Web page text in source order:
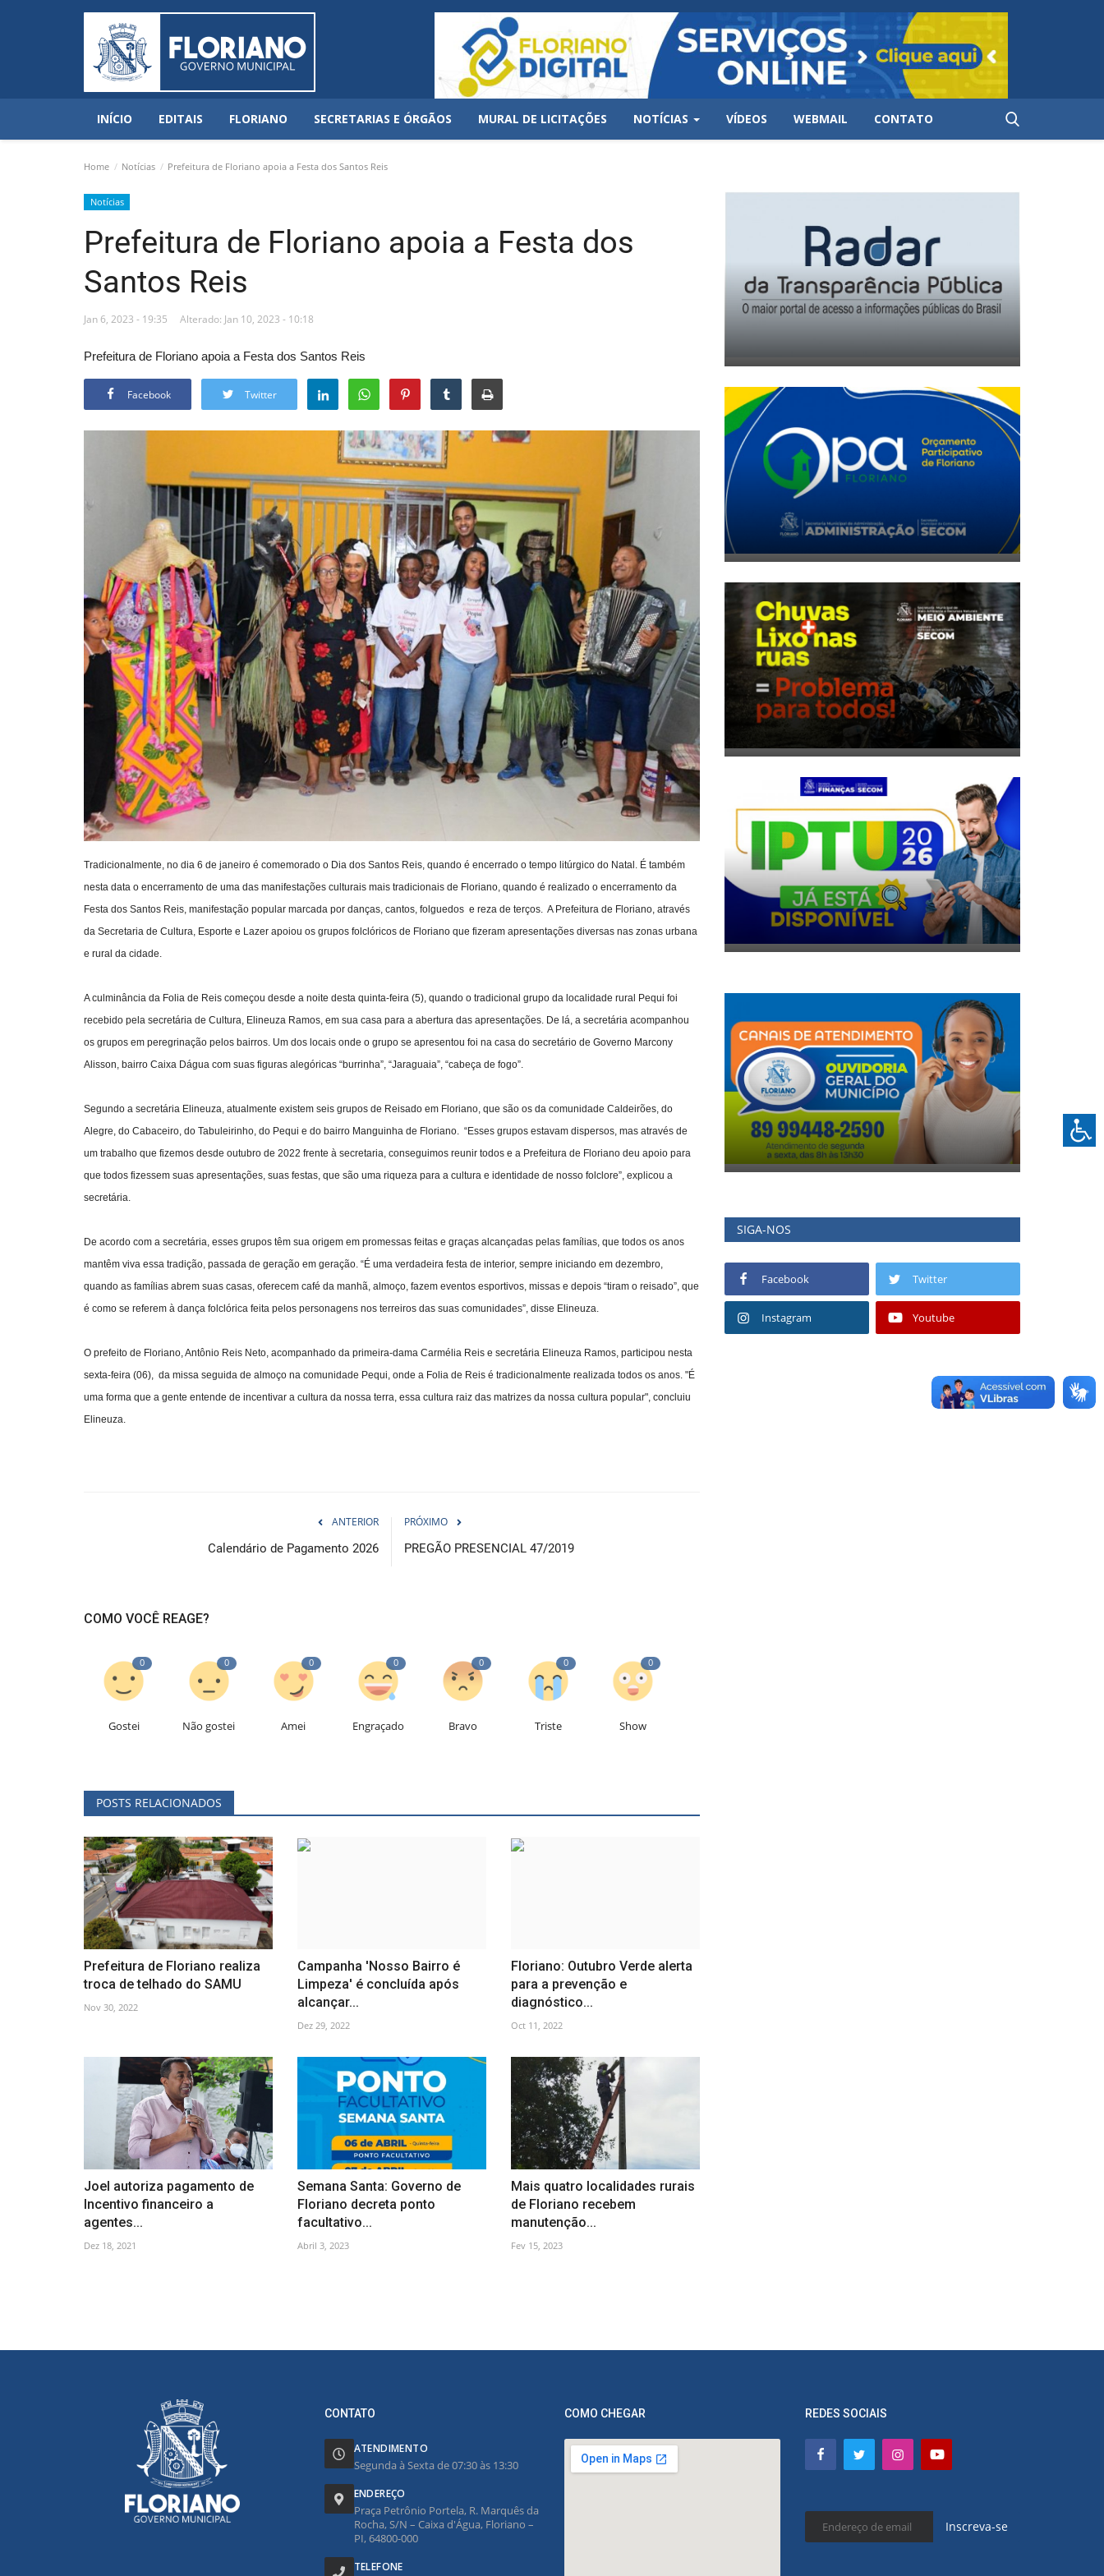
INÍCIO EDITAIS FLORIANO SECRETARIAS E ÓRGÃOS MURAL DE LICITAÇÕES NOTÍCIAS VÍDEOS WEBMAIL CONTATO
Home Notícias Prefeitura de Floriano apoia a Festa dos Santos Reis
Notícias
Prefeitura de Floriano apoia a Festa dos
Santos Reis
Jan 6, 2023 - 19:35 Alterado: Jan 10, 2023 - 10:18
Prefeitura de Floriano apoia a Festa dos Santos Reis
Facebook Twitter
Tradicionalmente, no dia 6 de janeiro é comemorado o Dia dos Santos Reis, quando é encerrado o tempo litúrgico do Natal. É também
nesta data o encerramento de uma das manifestações culturais mais tradicionais de Floriano, quando é realizado o encerramento da
Festa dos Santos Reis, manifestação popular marcada por danças, cantos, folguedos e reza de terços. A Prefeitura de Floriano, através
da Secretaria de Cultura, Esporte e Lazer apoiou os grupos folclóricos de Floriano que fizeram apresentações diversas nas zonas urbana
e rural da cidade.
A culminância da Folia de Reis começou desde a noite desta quinta-feira (5), quando o tradicional grupo da localidade rural Pequi foi
recebido pela secretária de Cultura, Elineuza Ramos, em sua casa para a abertura das apresentações. De lá, a secretária acompanhou
os grupos em peregrinação pelos bairros. Um dos locais onde o grupo se apresentou foi na casa do secretário de Governo Marcony
Alisson, bairro Caixa Dágua com suas figuras alegóricas “burrinha”, “Jaraguaia”, “cabeça de fogo”.
Segundo a secretária Elineuza, atualmente existem seis grupos de Reisado em Floriano, que são os da comunidade Caldeirões, do
Alegre, do Cabaceiro, do Tabuleirinho, do Pequi e do bairro Manguinha de Floriano. “Esses grupos estavam dispersos, mas através de
um trabalho que fizemos desde outubro de 2022 frente à secretaria, conseguimos reunir todos e a Prefeitura de Floriano deu apoio para
que todos fizessem suas apresentações, suas festas, que são uma riqueza para a cultura e identidade de nosso folclore”, explicou a
secretária.
De acordo com a secretária, esses grupos têm sua origem em promessas feitas e graças alcançadas pelas famílias, que todos os anos
mantêm viva essa tradição, passada de geração em geração. “É uma verdadeira festa de interior, sempre iniciando em dezembro,
quando as famílias abrem suas casas, oferecem café da manhã, almoço, fazem eventos esportivos, missas e depois “tiram o reisado”, que
é como se referem à dança folclórica feita pelos personagens nos terreiros das suas comunidades”, disse Elineuza.
O prefeito de Floriano, Antônio Reis Neto, acompanhado da primeira-dama Carmélia Reis e secretária Elineuza Ramos, participou nesta
sexta-feira (06), da missa seguida de almoço na comunidade Pequi, onde a Folia de Reis é tradicionalmente realizada todos os anos. "É
uma forma que a gente entende de incentivar a cultura da nossa terra, essa cultura raiz das matrizes da nossa cultura popular", concluiu
Elineuza.
ANTERIOR
Calendário de Pagamento 2026
PRÓXIMO
PREGÃO PRESENCIAL 47/2019
COMO VOCÊ REAGE?
0
Gostei
0
Não gostei
0
Amei
0
Engraçado
0
Bravo
0
Triste
0
Show
POSTS RELACIONADOS
Prefeitura de Floriano realiza
troca de telhado do SAMU
Nov 30, 2022
Campanha 'Nosso Bairro é
Limpeza' é concluída após
alcançar...
Dez 29, 2022
Floriano: Outubro Verde alerta
para a prevenção e
diagnóstico...
Oct 11, 2022
Joel autoriza pagamento de
Incentivo financeiro a
agentes...
Dez 18, 2021
Semana Santa: Governo de
Floriano decreta ponto
facultativo...
Abril 3, 2023
Mais quatro localidades rurais
de Floriano recebem
manutenção...
Fev 15, 2023
SIGA-NOS
Facebook Twitter
Instagram Youtube
CONTATO
ATENDIMENTO
Segunda à Sexta de 07:30 às 13:30
ENDEREÇO
Praça Petrônio Portela, R. Marquês da
Rocha, S/N – Caixa d'Água, Floriano –
PI, 64800-000
TELEFONE
COMO CHEGAR REDES SOCIAIS
Inscreva-se